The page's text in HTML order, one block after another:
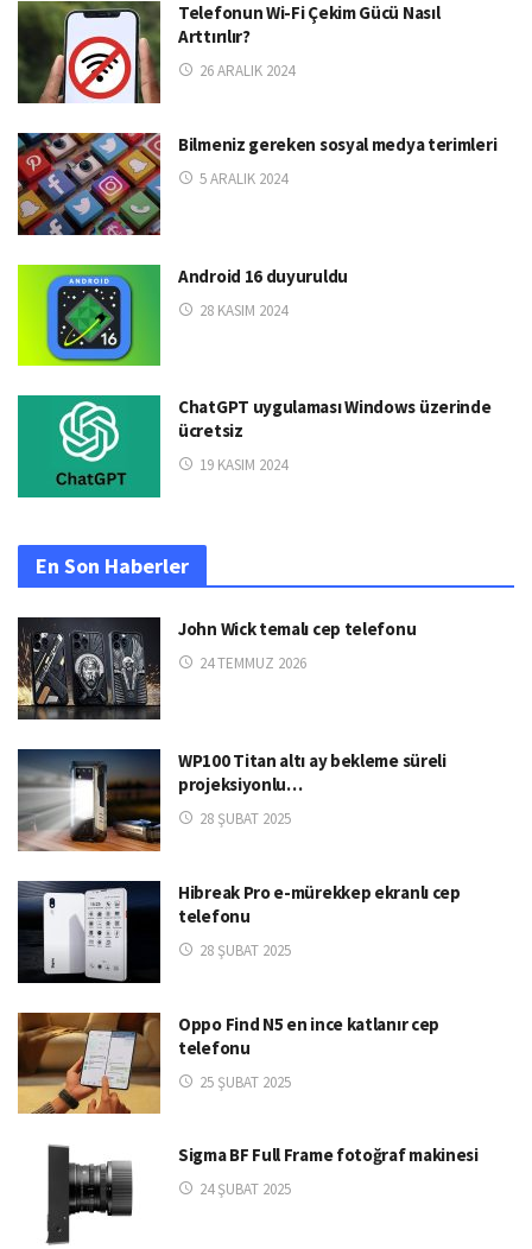
Telefonun Wi-Fi Çekim Gücü Nasıl
Arttırılır?
26 ARALIK 2024
Bilmeniz gereken sosyal medya terimleri
5 ARALIK 2024
Android 16 duyuruldu
28 KASIM 2024
ChatGPT uygulaması Windows üzerinde
ücretsiz
19 KASIM 2024
En Son Haberler
John Wick temalı cep telefonu
24 TEMMUZ 2026
WP100 Titan altı ay bekleme süreli
projeksiyonlu…
28 ŞUBAT 2025
Hibreak Pro e-mürekkep ekranlı cep
telefonu
28 ŞUBAT 2025
Oppo Find N5 en ince katlanır cep
telefonu
25 ŞUBAT 2025
Sigma BF Full Frame fotoğraf makinesi
24 ŞUBAT 2025